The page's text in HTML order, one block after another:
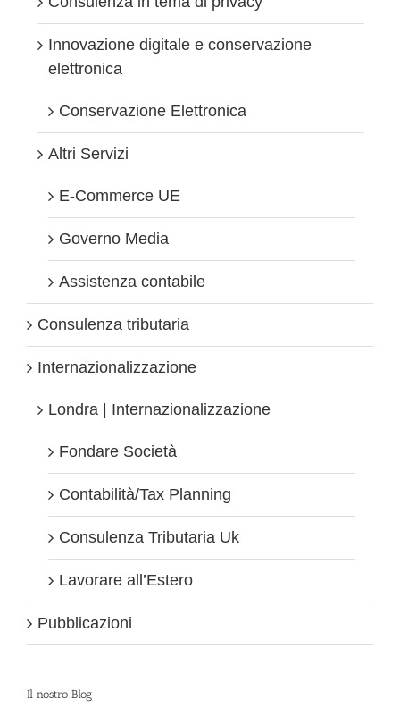
Innovazione digitale e conservazione
elettronica
Conservazione Elettronica
Altri Servizi
E-Commerce UE
Governo Media
Assistenza contabile
Consulenza tributaria
Internazionalizzazione
Londra | Internazionalizzazione
Fondare Società
Contabilità/Tax Planning
Consulenza Tributaria Uk
Lavorare all’Estero
Pubblicazioni
Il nostro Blog